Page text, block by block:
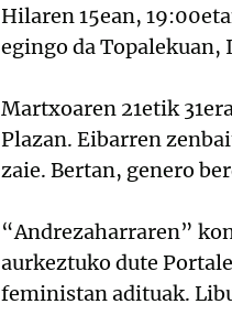
Hilaren 15ean,
egingo da
Martxoaren 21etik
Plazan. Eibarren
zaie. Bertan, genero
“Andrezaharraren”
aurkeztuko dute
feministan adituak.